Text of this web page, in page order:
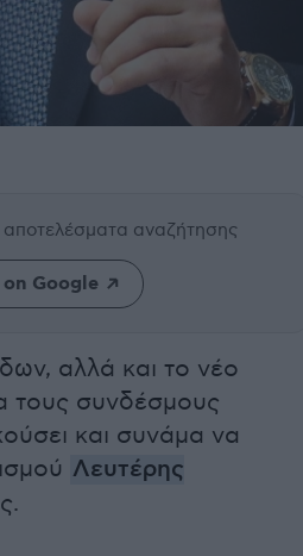
αποτελέσματα αναζήτησης
Google
αλλά και το νέο
τους συνδέσμους
και συνάμα να
Λευτέρης